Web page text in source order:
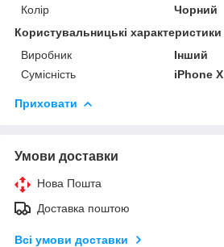
Колір
Чорний
Користувальницькі характеристики
Виробник
Інший
Сумісність
iPhone X
Приховати
Умови доставки
Нова Пошта
Доставка поштою
Всі умови доставки